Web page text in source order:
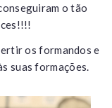
o tão
os formandos e
suas formações.